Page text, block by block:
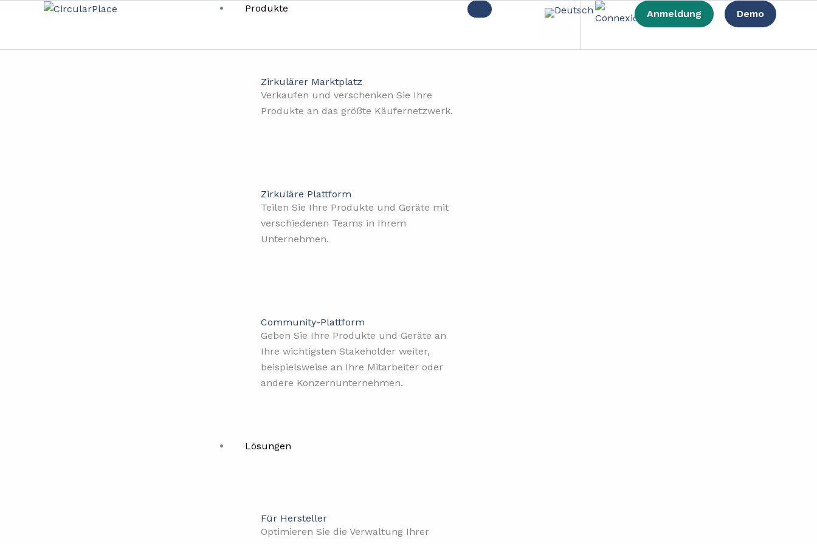
Produkte
Zirkulärer Marktplatz
Verkaufen und verschenken Sie Ihre
Produkte an das größte Käufernetzwerk.
Zirkuläre Plattform
Teilen Sie Ihre Produkte und Geräte mit
verschiedenen Teams in Ihrem
Unternehmen.
Community-Plattform
Geben Sie Ihre Produkte und Geräte an
Ihre wichtigsten Stakeholder weiter,
beispielsweise an Ihre Mitarbeiter oder
andere Konzernunternehmen.
Lösungen
Für Hersteller
Optimieren Sie die Verwaltung Ihrer
Anmeldung Demo